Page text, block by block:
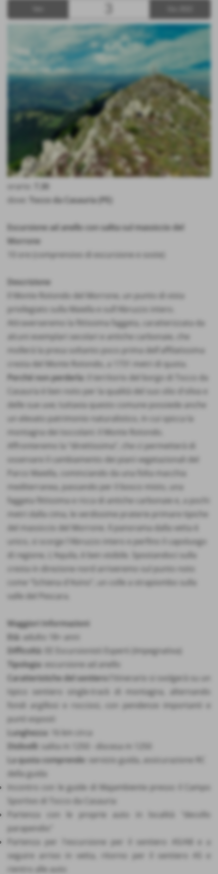
orario:
7.30
dove:
Tocco da Casauria (PE)
Escursione ad anello con salita sul massiccio del
Morrone
10 ore (comprensivo di escursione e soste)
Descrizione
Il Monte Rotondo del Morrone, un punto di vista
privilegiato sulla Maiella e sull'Abruzzo intero.
Attraverseremo la fittissima faggeta, caratterizzata da
alcuni esemplari secolari e antiche carbonaie, che
mollerà la presa soltanto poco prima dell'affilatissima
cresta del Monte Rotondo, a 1731 metri di quota.
Perché non perderla : il territorio del borgo di Tocco da
Casauria è ben noto per la qualità del suo olio d'oliva e
delle sue uve; tuttavia questo comune possiede anche
un elevato patrimonio naturalistico, in cui spicca la
montagna dei toccolani: il Monte Rotondo.
Affronteremo la “direttissima”, che ci permetterà di
osservare il cambiamento dei piani vegetazionali del
Parco Maiella, cominciando da una folta macchia
mediterranea, passando per il bosco misto, una
faggeta fittissima e ricca di antiche carbonaie e, a pochi
metri dalla cima, le verdissime praterie primare tipiche
del massiccio del Morrone. Il panorama dalla vetta è
unico, si scorge l'Abruzzo intero e perfino il capoluogo
di regione, L'Aquila, è ben visibile. Spostandoci sulla
cresta in direzione nord arriveremo sul punto noto
come “Schiena d'Asino”, un colle a strapiombo sulla
valle del Pescara.
Maggiori Informazioni
Età : adulto 18+ anni
Difficoltà : EE Escursionisti Esperti (Impegnativa)
Tipologia : escursione ad anello
Caratteristiche del sentiero :l'itinerario si svolgerà su un
tipico sentiero single-track di montagna, alternando
fondi argillosi e rocciosi, con pendenze importanti e
punti esposti
Lunghezza
Dislivelli
: salita m 1250 - discesa m 1250
La quota comprende : servizio guida, assicurazione RC
della guida
Incontro con le guide di Majambiente presso il Campo
Sportivo di Tocco da Casauria
Partenza con le proprie auto in località "decollo
parapendio"
Partenza per l'escursione per il sentiero A5/A8 e a
seguire arrivo in vetta, ritorno per il sentiero A5 e
rientro alle auto